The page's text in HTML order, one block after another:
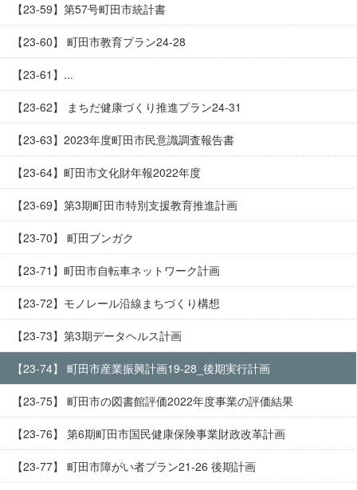
【23-59】第57号町田市統計書
【23-60】 町田市教育プラン24-28
【23-61】...
【23-62】 まちだ健康づくり推進プラン24-31
【23-63】2023年度町田市民意識調査報告書
【23-64】町田市文化財年報2022年度
【23-69】第3期町田市特別支援教育推進計画
【23-70】 町田ブンガク
【23-71】町田市自転車ネットワーク計画
【23-72】モノレール沿線まちづくり構想
【23-73】第3期データヘルス計画
【23-74】 町田市産業振興計画19-28_後期実行計画
【23-75】 町田市の図書館評価2022年度事業の評価結果
【23-76】 第6期町田市国民健康保険事業財政改革計画
【23-77】 町田市障がい者プラン21-26 後期計画